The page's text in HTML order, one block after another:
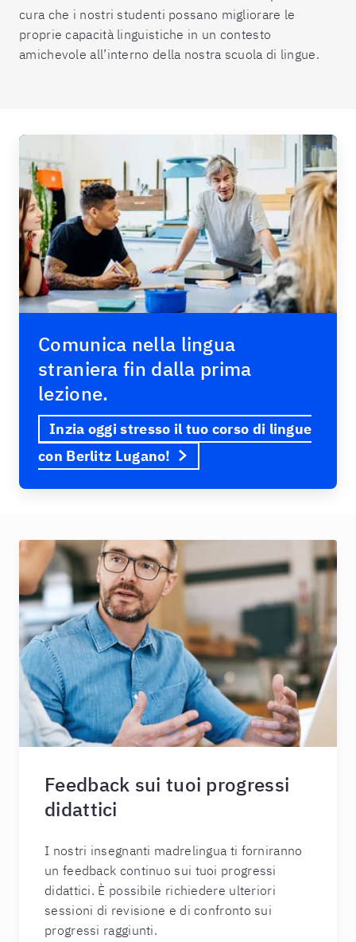
cura che i nostri studenti possano migliorare le
proprie capacità linguistiche in un contesto
amichevole all’interno della nostra scuola di lingue.
Comunica nella lingua
straniera fin dalla prima
lezione.
Inzia oggi stresso il tuo corso di lingue
con Berlitz Lugano!
Feedback sui tuoi progressi
didattici
I nostri insegnanti madrelingua ti forniranno
un feedback continuo sui tuoi progressi
didattici. È possibile richiedere ulteriori
sessioni di revisione e di confronto sui
progressi raggiunti.